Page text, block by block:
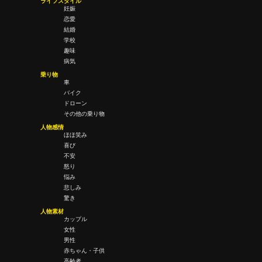
妊娠
恋愛
結婚
学校
趣味
病気
乗り物
車
バイク
ドローン
その他の乗り物
人物感情
ほほ笑み
喜び
不安
怒り
悩み
悲しみ
驚き
人物素材
カップル
女性
男性
赤ちゃん・子供